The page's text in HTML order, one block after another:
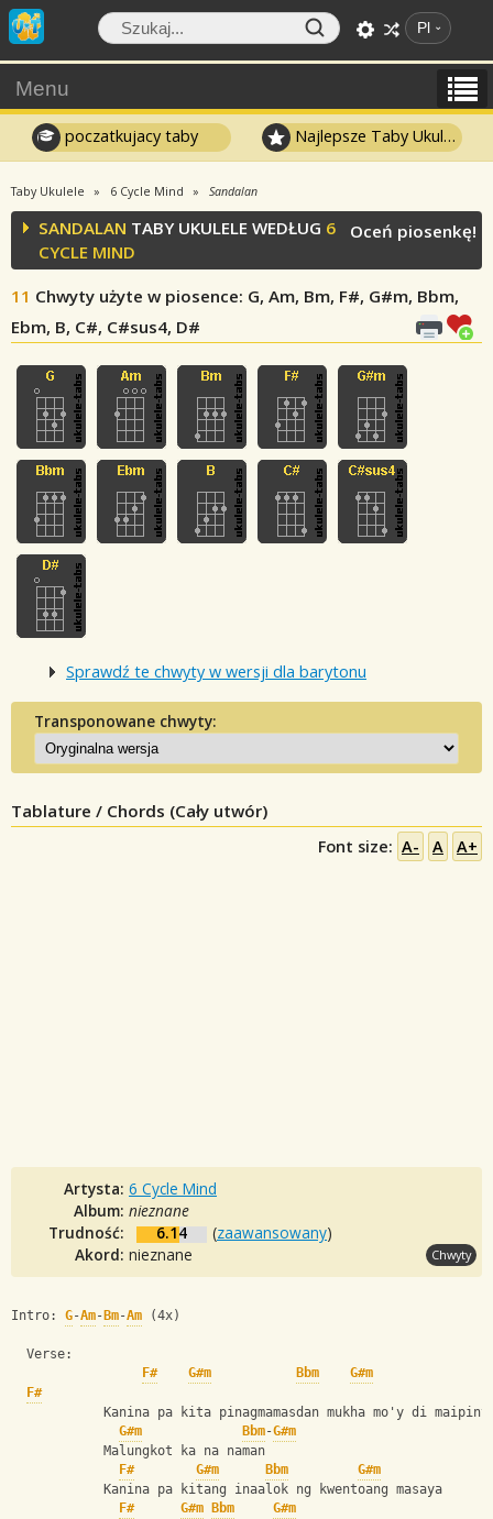
Pl
Menu
poczatkujacy taby Najlepsze Taby Ukulele
Taby Ukulele 6 Cycle Mind Sandalan
SANDALAN TABY UKULELE WEDŁUG 6
CYCLE MIND
11 Chwyty użyte w piosence: G, Am, Bm, F#, G#m, Bbm,
Ebm, B, C#, C#sus4, D#
Oceń piosenkę!
Sprawdź te chwyty w wersji dla barytonu
Transponowane chwyty:
Tablature / Chords (Cały utwór)
Font size: A- A A+
Artysta: 6 Cycle Mind
Album: nieznane
Trudność:
6.14 (zaawansowany)
Akord: nieznane Chwyty
Intro: G-Am- Bm-Am (4x)
  Verse:
F#
G#m Bbm
G#m
F#
Kanina pa kita pinagmamasdan mukha mo'y di
G#m
Bbm-G#m
            Malungkot ka na naman
F#
G#m Bbm
G#m
            Kanina pa kitang inaalok ng kwentoang masaya
F#
G#m Bbm
G#m